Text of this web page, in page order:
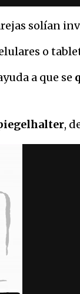
solían
o
a que se
,